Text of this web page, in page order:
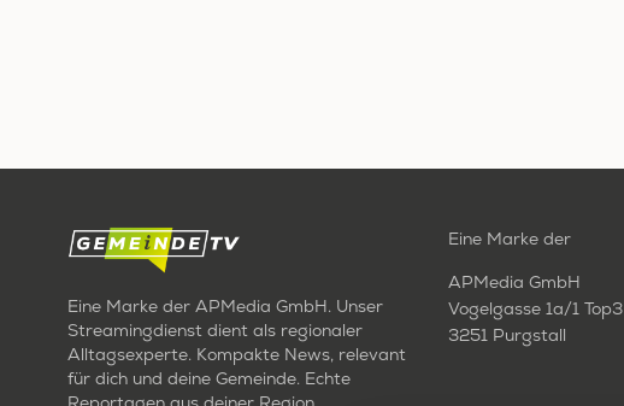
Eine Marke der APMedia GmbH. Unser
Streamingdienst dient als regionaler
Alltagsexperte. Kompakte News, relevant
für dich und deine Gemeinde. Echte
Eine Marke der
APMedia GmbH
Vogelgasse 1a/1 Top3
3251 Purgstall